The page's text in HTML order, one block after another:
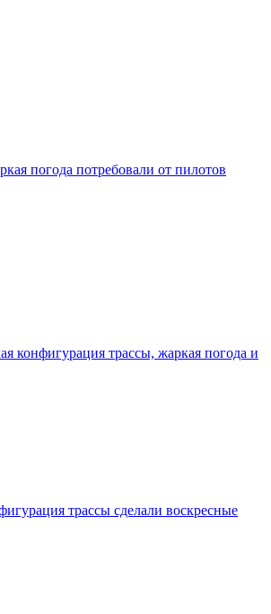
погода потребовали от пилотов
конфигурация трассы, жаркая погода и
трассы сделали воскресные